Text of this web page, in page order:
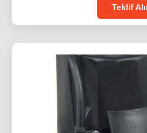
Teklif